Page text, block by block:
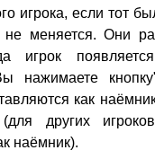
игрока, если тот
меняется. Они
игрок
нажимаете
как
других
наёмник).